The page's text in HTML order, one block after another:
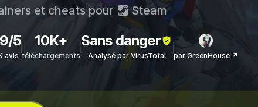
et cheats pour Steam
5
avis
10K+
téléchargements
Sans danger
Analysé par VirusTotal par GreenHouse ↗